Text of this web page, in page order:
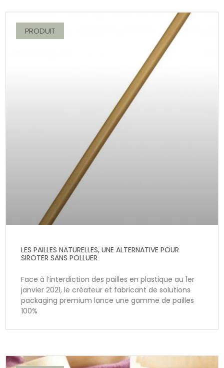
PRODUIT
LES PAILLES NATURELLES, UNE ALTERNATIVE POUR
SIROTER SANS POLLUER
Face à l’interdiction des pailles en plastique au 1er
janvier 2021, le créateur et fabricant de solutions
packaging premium lance une gamme de pailles
100%